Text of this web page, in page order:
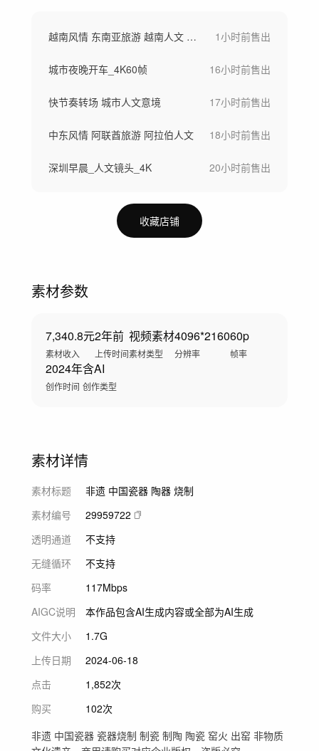
越南风情 东南亚旅游 越南人文 越南 1小时前售出
城市夜晚开车_4K60帧 16小时前售出
快节奏转场 城市人文意境 17小时前售出
中东风情 阿联酋旅游 阿拉伯人文 18小时前售出
深圳早晨_人文镜头_4K 20小时前售出
收藏店铺
素材参数
7,340.8元
素材收入
2年前
上传时间
视频素材
素材类型
4096*2160
分辨率
60p
帧率
2024年
创作时间
含AI
创作类型
素材详情
素材标题
非遗 中国瓷器 陶器 烧制
素材编号
29959722
透明通道
不支持
无缝循环
不支持
码率
117Mbps
AIGC说明
本作品包含AI生成内容或全部为AI生成
文件大小
1.7G
上传日期
2024-06-18
点击
1,852次
购买
102次
非遗 中国瓷器 瓷器烧制 制瓷 制陶 陶瓷 窑火 出窑 非物质